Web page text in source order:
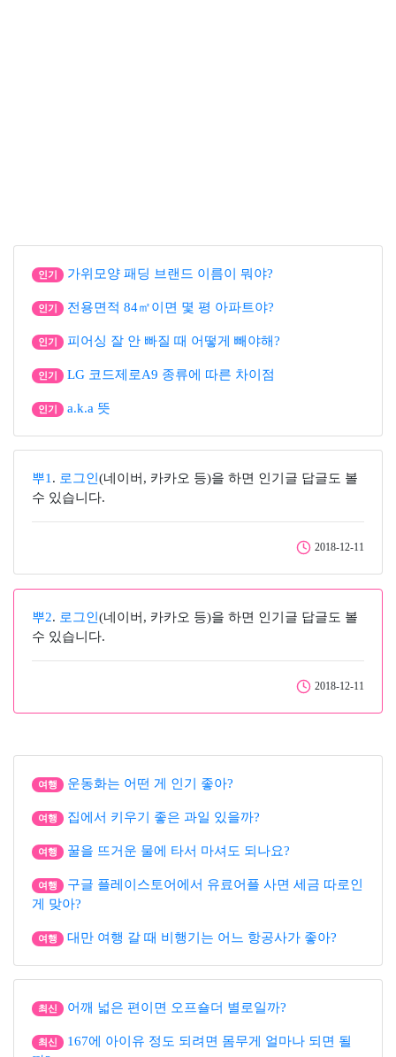
인기 가위모양 패딩 브랜드 이름이 뭐야?
인기 전용면적 84㎡이면 몇 평 아파트야?
인기 피어싱 잘 안 빠질 때 어떻게 빼야해?
인기 LG 코드제로A9 종류에 따른 차이점
인기 a.k.a 뜻
뿌1 . 로그인 (네이버, 카카오 등)을 하면 인기글 답글도 볼
수 있습니다.
2018-12-11
뿌2. 로그인 (네이버, 카카오 등)을 하면 인기글 답글도 볼
수 있습니다.
2018-12-11
여행 운동화는 어떤 게 인기 좋아?
여행 집에서 키우기 좋은 과일 있을까?
여행 꿀을 뜨거운 물에 타서 마셔도 되나요?
여행
구글 플레이스토어에서 유료어플 사면 세금 따로인
게 맞아?
여행 대만 여행 갈 때 비행기는 어느 항공사가 좋아?
최신 어깨 넓은 편이면 오프숄더 별로일까?
최신
167에 아이유 정도 되려면 몸무게 얼마나 되면 될